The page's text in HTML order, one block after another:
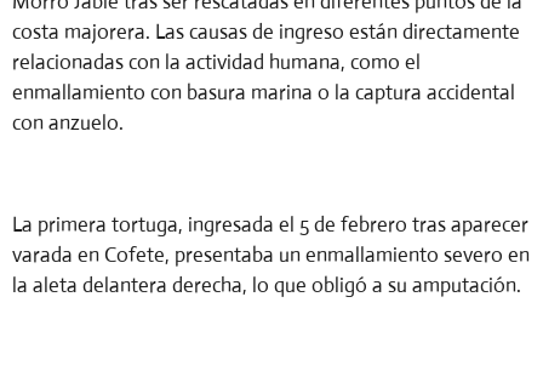
costa majorera. Las causas de ingreso están directamente
relacionadas con la actividad humana, como el
enmallamiento con basura marina o la captura accidental
con anzuelo.
La primera tortuga, ingresada el 5 de febrero tras aparecer
varada en Cofete, presentaba un enmallamiento severo en
la aleta delantera derecha, lo que obligó a su amputación.